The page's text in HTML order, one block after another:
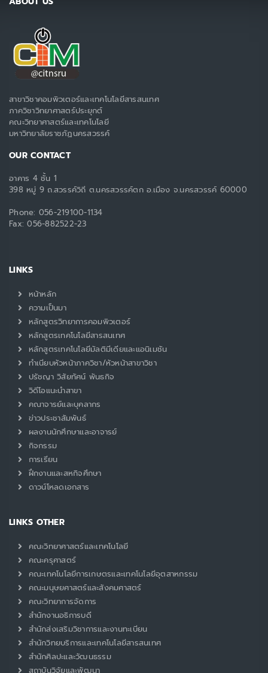
สาขาวิชาคอมพิวเตอร์และเทคโนโลยีสารสนเทศ
ภาควิชาวิทยาศาสตร์ประยุกต์
คณะวิทยาศาสตร์และเทคโนโลยี
มหาวิทยาลัยราชภัฏนครสวรรค์
OUR CONTACT
อาคาร 4 ชั้น 1
398 หมู่ 9 ถ.สวรรค์วิถี ต.นครสวรรค์ตก อ.เมือง จ.นครสวรรค์ 60000
Phone: 056-219100-1134
Fax: 056-882522-23
LINKS
หน้าหลัก
ความเป็นมา
หลักสูตรวิทยาการคอมพิวเตอร์
หลักสูตรเทคโนโลยีสารสนเทศ
หลักสูตรเทคโนโลยีมัลติมีเดียและแอนิเมชัน
ทำเนียบหัวหน้าภาควิชา/หัวหน้าสาขาวิชา
ปรัชญา วิสัยทัศน์ พันธกิจ
วิดีโอแนะนำสาขา
คณาจารย์และบุคลากร
ข่าวประชาสัมพันธ์
ผลงานนักศึกษาและอาจารย์
กิจกรรม
การเรียน
ฝึกงานและสหกิจศึกษา
ดาวน์โหลดเอกสาร
LINKS OTHER
คณะวิทยาศาสตร์และเทคโนโลยี
คณะครุศาสตร์
คณะเทคโนโลยีการเกษตรและเทคโนโลยีอุตสาหกรรม
คณะมนุษยศาสตร์และสังคมศาสตร์
คณะวิทยาการจัดการ
สำนักงานอธิการบดี
สำนักส่งเสริมวิชาการและงานทะเบียน
สำนักวิทยบริการและเทคโนโลยีสารสนเทศ
สำนักศิลปะและวัฒนธรรม
สถาบันวิจัยและพัฒนา